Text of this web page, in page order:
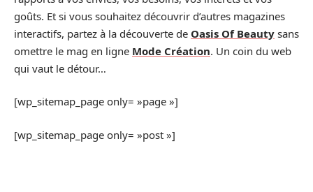
goûts. Et si vous souhaitez découvrir d’autres magazines
interactifs, partez à la découverte de Oasis Of Beauty sans
omettre le mag en ligne Mode Création. Un coin du web
qui vaut le détour…
[wp_sitemap_page only= »page »]
[wp_sitemap_page only= »post »]